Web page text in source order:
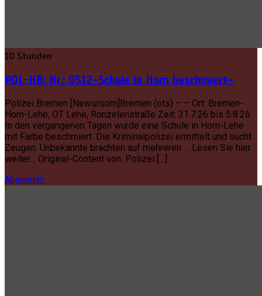
10 Stunden
POL-HB: Nr.: 0512–Schule in Horn beschmiert–
Polizei Bremen [Newsroom]Bremen (ots) – – Ort: Bremen-
Horn-Lehe, OT Lehe, Ronzelenstraße Zeit: 31.7.26 bis 5.8.26
In den vergangenen Tagen wurde eine Schule in Horn-Lehe
mit Farbe beschmiert. Die Kriminalpolizei ermittelt und sucht
Zeugen. Unbekannte brachten auf mehreren … Lesen Sie hier
weiter… Original-Content von: Polizei […]
Allgemein